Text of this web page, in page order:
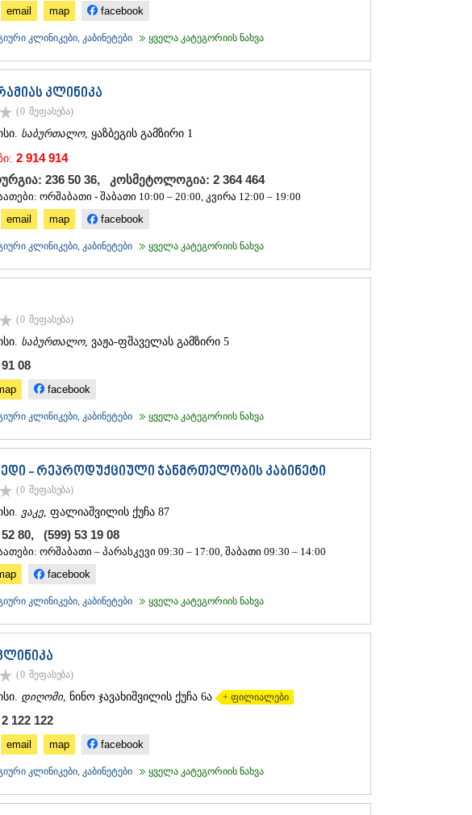
ᲗᲔᲚᲐᲕᲘ
ᲠᲐᲭᲐ-ᲚᲔᲩᲮᲣᲛᲘ/ᲥᲕᲔᲛᲝ ᲡᲕᲐᲜᲔᲗᲘ
ᲡᲔᲜᲐᲙᲘ
ᲡᲐᲛᲪᲮᲔ–ᲯᲐᲕᲐᲮᲔᲗᲘ
ᲐᲮᲐᲚᲪᲘᲮᲔ
ᲛᲐᲠᲜᲔᲣᲚᲘ
email map facebook
კლინიკები, კაბინეტები ყველა კატეგორიის ნახვა
კლინიკა
(0 შეფასება)
საბურთალო, ყაზბეგის გამზირი 1
2 914 914
236 50 36, კოსმეტოლოგია: 2 364 464
ორშაბათი - შაბათი 10:00 – 20:00, კვირა 12:00 – 19:00
email map facebook
კლინიკები, კაბინეტები ყველა კატეგორიის ნახვა
(0 შეფასება)
საბურთალო, ვაჟა-ფშაველას გამზირი 5
08
facebook
კლინიკები, კაბინეტები ყველა კატეგორიის ნახვა
- რეპროდუქციული ჯანმრთელობის კაბინეტი
(0 შეფასება)
ვაკე , ფალიაშვილის ქუჩა 87
52 80, (599) 53 19 08
ორშაბათი – პარასკევი 09:30 – 17:00, შაბათი 09:30 – 14:00
facebook
კლინიკები, კაბინეტები ყველა კატეგორიის ნახვა
(0 შეფასება)
დიღომი, ნინო ჯავახიშვილის ქუჩა 6ა + ფილიალები
122 122
email map facebook
კლინიკები, კაბინეტები ყველა კატეგორიის ნახვა